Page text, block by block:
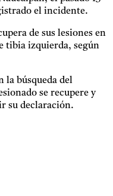
el incidente.
de sus lesiones en
tibia izquierda, según
la búsqueda del
se recupere y
su declaración.